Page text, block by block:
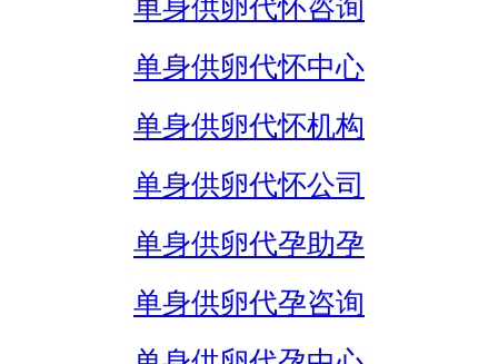
单身供卵代怀咨询
单身供卵代怀中心
单身供卵代怀机构
单身供卵代怀公司
单身供卵代孕助孕
单身供卵代孕咨询